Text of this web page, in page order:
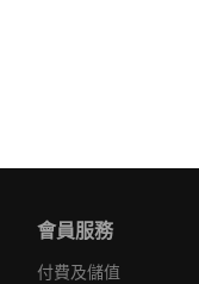
會員服務
付費及儲值